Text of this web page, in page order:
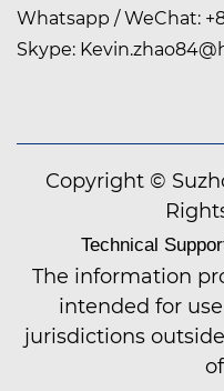
Whatsapp / WeChat:
Skype:
Copyright ©
The information
intended for
jurisdictions